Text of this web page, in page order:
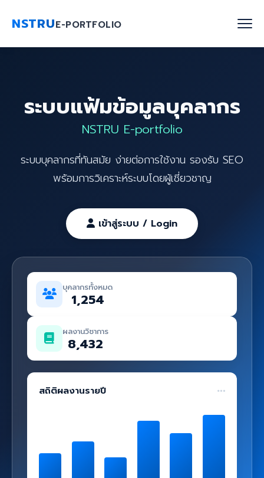
NSTRUE-PORTFOLIO
ค้นหาบุคลากร
งานวิจัย
เกี่ยวกับเรา
ติดต่อเรา
ระบบแฟ้มข้อมูลบุคลากร
NSTRU E-portfolio
ระบบบุคลากรที่ทันสมัย ง่ายต่อการใช้งาน รองรับ SEO
พร้อมการวิเคราะห์ระบบโดยผู้เชี่ยวชาญ
เข้าสู่ระบบ / Login
บุคลากรทั้งหมด
1,254
ผลงานวิชาการ
8,432
สถิติผลงานรายปี